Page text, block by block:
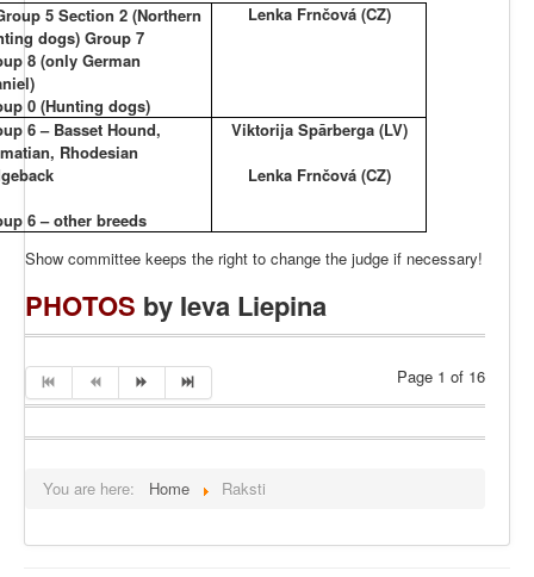
5 Section 2 (Northern
dogs) Group 7
8 (only German
0 (Hunting dogs)
Lenka Frnčová (CZ)
6 – Basset Hound,
Rhodesian
6 – other breeds
Viktorija Spārberga (LV)
Lenka Frnčová (CZ)
Show committee keeps the right to change the judge if necessary!
PHOTOS by Ieva Liepina
Page 1 of 16
You are here: Home Raksti